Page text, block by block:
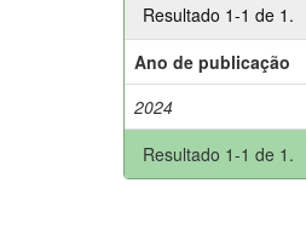
Resultado 1-1 de 1.
Ano de publicação
2024
Resultado 1-1 de 1.